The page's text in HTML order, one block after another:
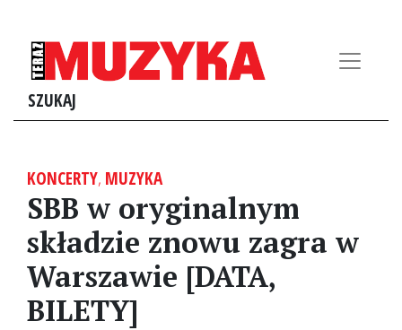
SZUKAJ
KONCERTY, MUZYKA
SBB w oryginalnym
składzie znowu zagra w
Warszawie [DATA,
BILETY]